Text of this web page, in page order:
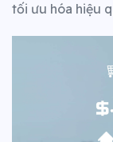
tối ưu hóa hiệu